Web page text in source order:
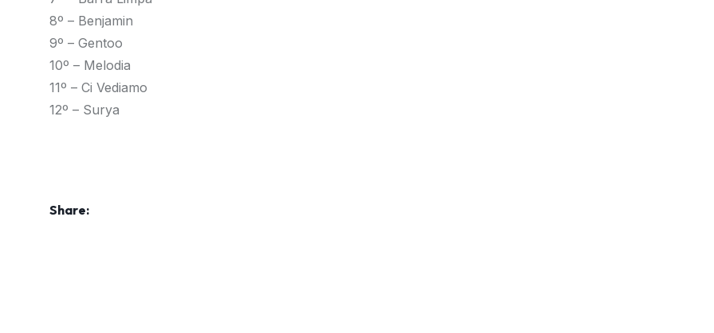
8º – Benjamin
9º – Gentoo
10º – Melodia
11º – Ci Vediamo
12º – Surya
Share: